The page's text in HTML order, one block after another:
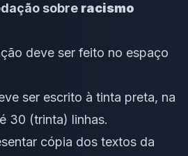
sobre racismo
deve ser feito no espaço
ser escrito à tinta preta, na
30 (trinta) linhas.
cópia dos textos da